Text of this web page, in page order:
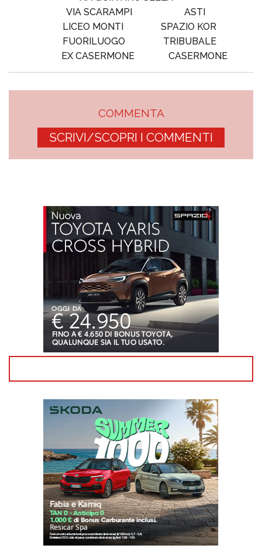
VIA SCARAMPI
ASTI
LICEO MONTI
SPAZIO KOR
FUORILUOGO
TRIBUBALE
EX CASERMONE
CASERMONE
COMMENTA
SCRIVI/SCOPRI I COMMENTI